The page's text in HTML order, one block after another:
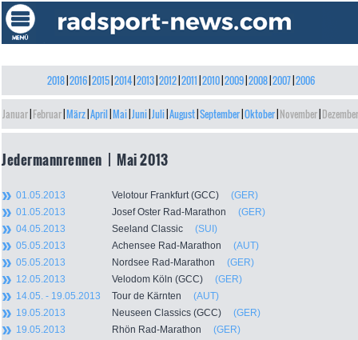
2018| 2016| 2015| 2014| 2013| 2012| 2011 2010| 2009| 2008| 2007| 2006
Januar Februar März April Mai Juni Juli August September Oktober November Dezember
Jedermannrennen | Mai 2013
01.05.2013 Velotour Frankfurt (GCC) (GER)
01.05.2013
Josef Oster Rad-Marathon (GER)
04.05.2013
Seeland Classic (SUI)
05.05.2013
Achensee Rad-Marathon (AUT)
05.05.2013
Nordsee Rad-Marathon (GER)
12.05.2013
Velodom Köln (GCC) (GER)
14.05. - 19.05.2013
Tour de Kärnten (AUT)
19.05.2013
Neuseen Classics (GCC) (GER)
19.05.2013
Rhön Rad-Marathon (GER)